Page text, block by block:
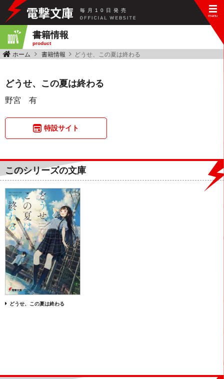
毎 月 10 日 発 売
書籍情報
product
ホーム 書籍情報 どうせ、この夏は終わる
どうせ、この夏は終わる
野宮 有
特設サイト
このシリーズの文庫
どうせ、この夏は終わる